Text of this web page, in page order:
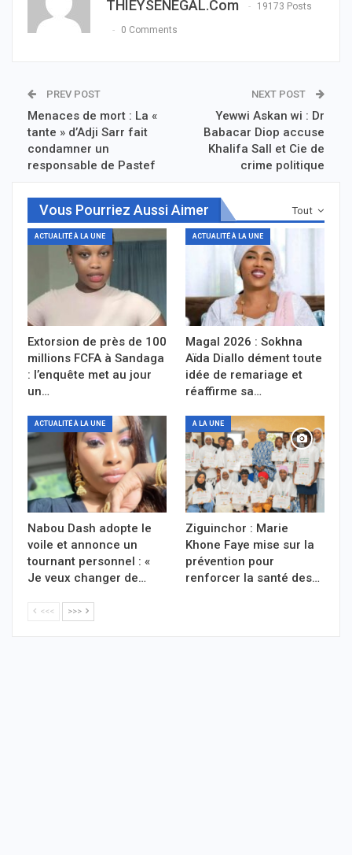
THIEYSENEGAL.com 19173 Posts
0 Comments
PREV POST
Menaces de mort : La «
tante » d’Adji Sarr fait
condamner un
responsable de Pastef
NEXT POST
Yewwi Askan wi : Dr
Babacar Diop accuse
Khalifa Sall et Cie de
crime politique
Tout
Vous Pourriez Aussi Aimer
ACTUALITÉ À LA UNE
Extorsion de près de 100
millions FCFA à Sandaga
: l’enquête met au jour
un…
ACTUALITÉ À LA UNE
Magal 2026 : Sokhna
Aïda Diallo dément toute
idée de remariage et
réaffirme sa…
ACTUALITÉ À LA UNE
Nabou Dash adopte le
voile et annonce un
tournant personnel : «
Je veux changer de…
A LA UNE
Ziguinchor : Marie
Khone Faye mise sur la
prévention pour
renforcer la santé des…
<<< >>>